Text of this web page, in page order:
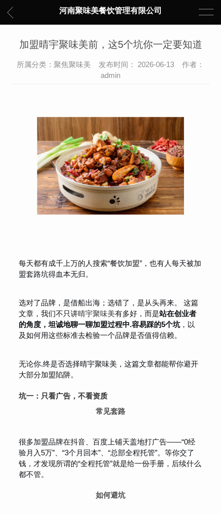
河南聚味美餐饮管理有限公司
加盟晴宇聚味美前，这5个坑你一定要知道
所属分类：聚焦聚味美 发布时间： 2026-06-13 作者：
admin
每天都有成千上万的人搜索“餐饮加盟”，也有人每天被加
盟套路坑得血本无归。
选对了品牌，是借船出海；选错了，是从头再来。 这篇
文章，我们不只讲晴宇聚味美有多好，而是站在创业者
的角度，坦诚地聊一聊加盟过程中.容易踩的5个坑，以
及如何用这些标准去检验一个品牌是否值得信赖。
无论你.终是否选择晴宇聚味美，这篇文章都能帮你避开
大部分加盟陷阱。
坑一：只看广告，不看资质
常见套路
很多加盟品牌在抖音、百度上铺天盖地打广告——“0经
验月入5万”、“3个月回本”、“总部全程托管”。等你交了
钱，才发现所谓的“全程托管”就是给一份手册，后续什么
都不管。
如何避坑